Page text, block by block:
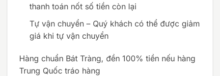
thanh toán nốt số tiền còn lại
Tự vận chuyển – Quý khách có thể được giảm
giá khi tự vận chuyển
Hàng chuẩn Bát Tràng, đền 100% tiền nếu hàng
Trung Quốc tráo hàng